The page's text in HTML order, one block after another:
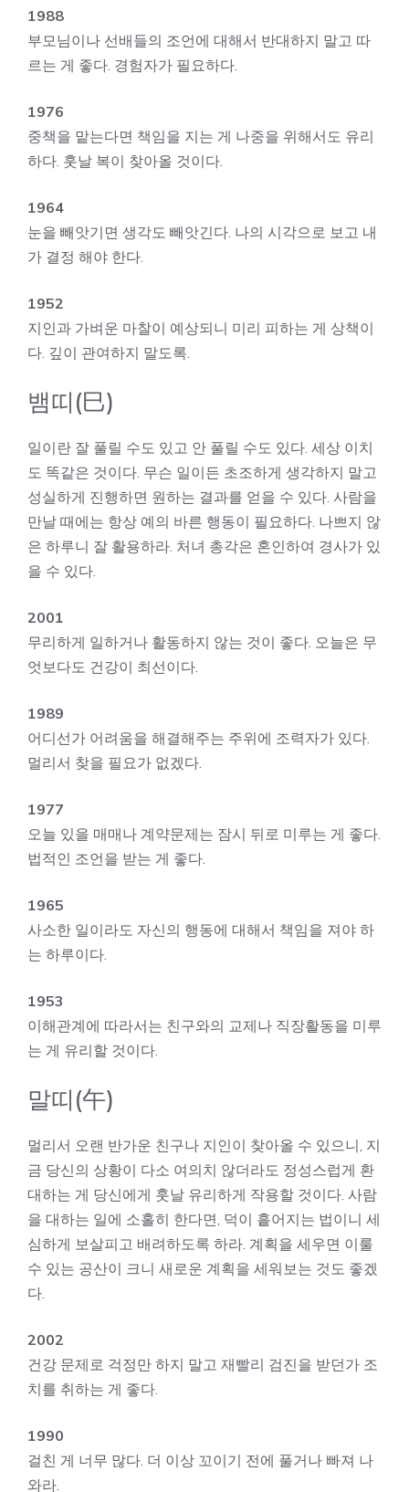
1988
부모님이나 선배들의 조언에 대해서 반대하지 말고 따
르는 게 좋다. 경험자가 필요하다.
1976
중책을 맡는다면 책임을 지는 게 나중을 위해서도 유리
하다. 훗날 복이 찾아올 것이다.
1964
눈을 빼앗기면 생각도 빼앗긴다. 나의 시각으로 보고 내
가 결정 해야 한다.
1952
지인과 가벼운 마찰이 예상되니 미리 피하는 게 상책이
다. 깊이 관여하지 말도록.
뱀띠(巳)
일이란 잘 풀릴 수도 있고 안 풀릴 수도 있다. 세상 이치
도 똑같은 것이다. 무슨 일이든 초조하게 생각하지 말고
성실하게 진행하면 원하는 결과를 얻을 수 있다. 사람을
만날 때에는 항상 예의 바른 행동이 필요하다. 나쁘지 않
은 하루니 잘 활용하라. 처녀 총각은 혼인하여 경사가 있
을 수 있다.
2001
무리하게 일하거나 활동하지 않는 것이 좋다. 오늘은 무
엇보다도 건강이 최선이다.
1989
어디선가 어려움을 해결해주는 주위에 조력자가 있다.
멀리서 찾을 필요가 없겠다.
1977
오늘 있을 매매나 계약문제는 잠시 뒤로 미루는 게 좋다.
법적인 조언을 받는 게 좋다.
1965
사소한 일이라도 자신의 행동에 대해서 책임을 져야 하
는 하루이다.
1953
이해관계에 따라서는 친구와의 교제나 직장활동을 미루
는 게 유리할 것이다.
말띠(午)
멀리서 오랜 반가운 친구나 지인이 찾아올 수 있으니, 지
금 당신의 상황이 다소 여의치 않더라도 정성스럽게 환
대하는 게 당신에게 훗날 유리하게 작용할 것이다. 사람
을 대하는 일에 소홀히 한다면, 덕이 흩어지는 법이니 세
심하게 보살피고 배려하도록 하라. 계획을 세우면 이룰
수 있는 공산이 크니 새로운 계획을 세워보는 것도 좋겠
다.
2002
건강 문제로 걱정만 하지 말고 재빨리 검진을 받던가 조
치를 취하는 게 좋다.
1990
걸친 게 너무 많다. 더 이상 꼬이기 전에 풀거나 빠져 나
와라.